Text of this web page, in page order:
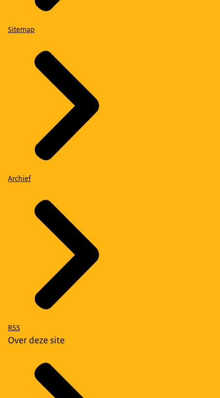
Sitemap
Archief
RSS
Over deze site